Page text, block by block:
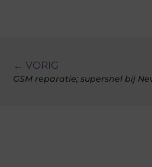
← VORIG
GSM reparatie; supersnel bij